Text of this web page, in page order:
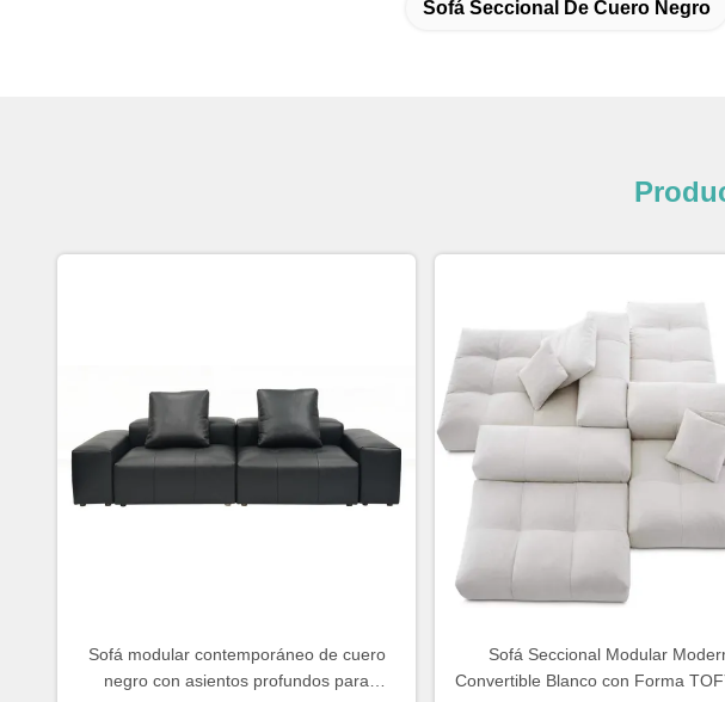
Sofá Seccional De Cuero Negro
Sofá modular contemporáneo de cuero
negro con asientos profundos para
Sofá Seccional Modular
Convertible Blanco con Forma